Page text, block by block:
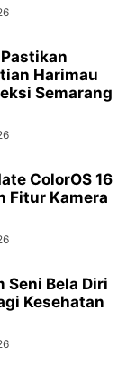
Harimau
Semarang
ColorOS 16
Fitur Kamera
Seni Bela Diri
Kesehatan